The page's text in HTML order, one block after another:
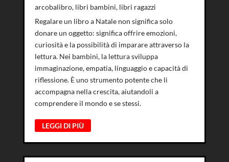
arcobalibro, libri bambini, libri ragazzi
Regalare un libro a Natale non significa solo
donare un oggetto: significa offrire emozioni,
curiosità e la possibilità di imparare attraverso la
lettura. Nei bambini, la lettura sviluppa
immaginazione, empatia, linguaggio e capacità di
riflessione. È uno strumento potente che li
accompagna nella crescita, aiutandoli a
comprendere il mondo e se stessi.
LEGGI DI PIÙ